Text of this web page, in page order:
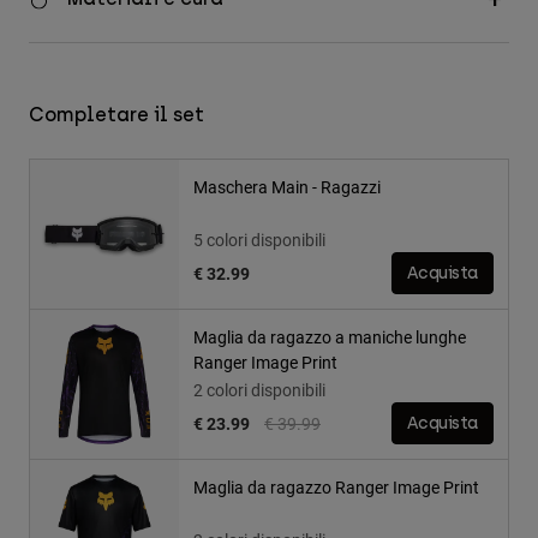
Completare il set
Maschera Main - Ragazzi
5 colori disponibili
€ 32.99
Acquista
Maglia da ragazzo a maniche lunghe
Ranger Image Print
2 colori disponibili
Price reduced from
€ 39.99to
€ 23.99 Acquista
Maglia da ragazzo Ranger Image Print